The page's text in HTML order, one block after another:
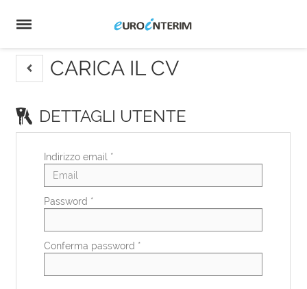
Home
Offerte
di
lavoro
Carica
il
Login